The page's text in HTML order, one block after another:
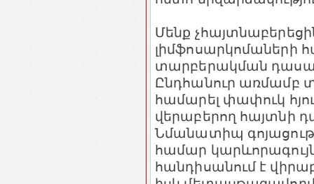
Մենք
լիմֆոսարկոմաների
տարբերակման
Ընդհանուր առմամբ
համարել փափուկ
վերաբերող հայտնի
Նմանատիպ
համար
հանդիսանում է